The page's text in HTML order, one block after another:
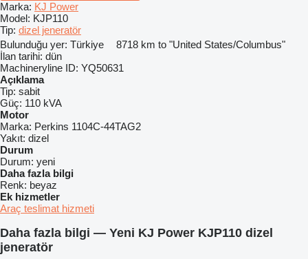
Marka: KJ Power
Model: KJP110
Tip: dizel jeneratör
Bulunduğu yer: Türkiye
8718 km to "United States/Columbus"
İlan tarihi: dün
Machineryline ID: YQ50631
Açıklama
Tip: sabit
Güç: 110 kVA
Motor
Marka: Perkins 1104C-44TAG2
Yakıt: dizel
Durum
Durum: yeni
Daha fazla bilgi
Renk: beyaz
Ek hizmetler
Araç teslimat hizmeti
Daha fazla bilgi — Yeni KJ Power KJP110 dizel
jeneratör